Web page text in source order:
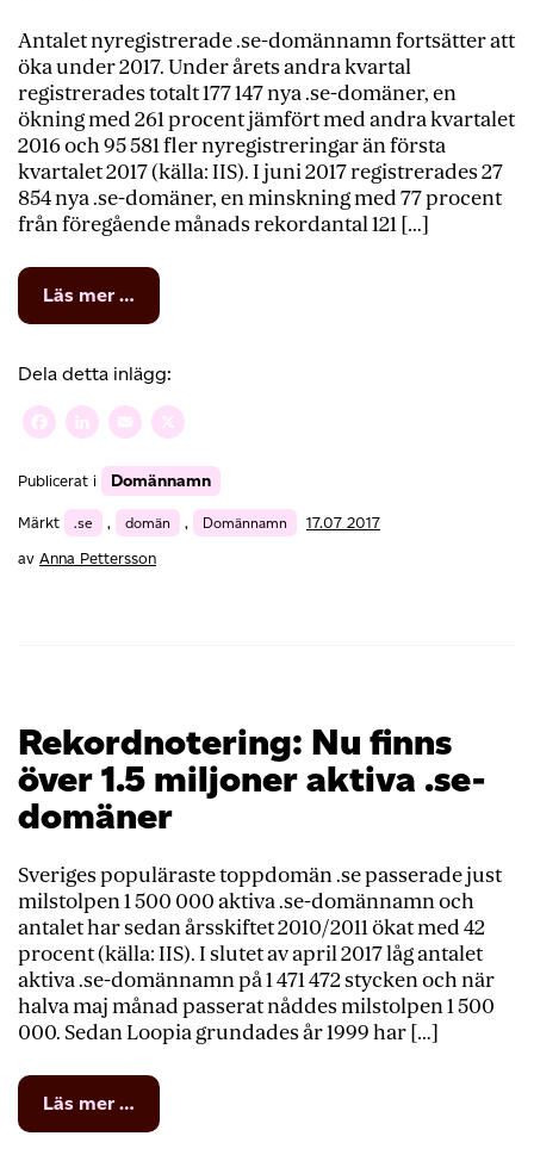
Antalet nyregistrerade .se-domännamn fortsätter att
öka under 2017. Under årets andra kvartal
registrerades totalt 177 147 nya .se-domäner, en
ökning med 261 procent jämfört med andra kvartalet
2016 och 95 581 fler nyregistreringar än första
kvartalet 2017 (källa: IIS). I juni 2017 registrerades 27
854 nya .se-domäner, en minskning med 77 procent
från föregående månads rekordantal 121 […]
Läs mer …
Kraftig
av
nyregistrerade
.se-
domännamn
kvartalet
–
allt
fler
Dela detta inlägg:
Facebook
LinkedIn
Email
Publicerat i Domännamn
Märkt .se , domän , Domännamn
17.07 2017
av Anna Pettersson
Rekordnotering: Nu finns
över 1.5 miljoner aktiva .se-
domäner
Sveriges populäraste toppdomän .se passerade just
milstolpen 1 500 000 aktiva .se-domännamn och
antalet har sedan årsskiftet 2010/2011 ökat med 42
procent (källa: IIS). I slutet av april 2017 låg antalet
aktiva .se-domännamn på 1 471 472 stycken och när
halva maj månad passerat nåddes milstolpen 1 500
000. Sedan Loopia grundades år 1999 har […]
Läs mer …
Rekordnotering: